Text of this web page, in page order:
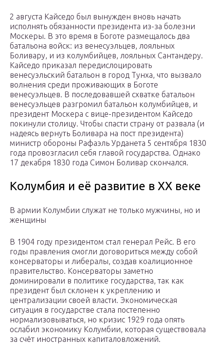
2 августа Кайседо был вынужден вновь начать
исполнять обязанности президента из-за болезни
Москеры. В это время в Боготе размещалось два
батальона войск: из венесуэльцев, лояльных
Боливару, и из колумбийцев, лояльных Сантандеру.
Кайседо приказал передислоцировать
венесуэльский батальон в город Тунха, что вызвало
волнения среди проживающих в Боготе
венесуэльцев. В последовавшей схватке батальон
венесуэльцев разгромил батальон колумбийцев, и
президент Москера с вице-президентом Кайседо
покинули столицу. Чтобы спасти страну от развала (и
надеясь вернуть Боливара на пост президента)
министр обороны Рафаэль Урданета 5 сентября 1830
года провозгласил себя главой государства. Однако
17 декабря 1830 года Симон Боливар скончался.
Колумбия и её развитие в XX веке
В армии Колумбии служат не только мужчины, но и
женщины
В 1904 году президентом стал генерал Рейс. В его
годы правления смогли договориться между собой
консерваторы и либералы, создав коалиционное
правительство. Консерваторы заметно
доминировали в политике государства, так как
президент был склонен к укреплению и
централизации своей власти. Экономическая
ситуация в государстве стала постепенно
нормализовываться, но кризис 1929 года опять
ослабил экономику Колумбии, которая существовала
за счёт иностранных капиталовложений.